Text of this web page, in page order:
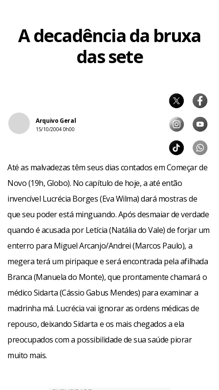
A decadência da bruxa
das sete
Arquivo Geral
15/10/2004 0h00
Até as malvadezas têm seus dias contados em Começar de
Novo (19h, Globo). No capítulo de hoje, a até então
invencível Lucrécia Borges (Eva Wilma) dará mostras de
que seu poder está minguando. Após desmaiar de verdade
quando é acusada por Letícia (Natália do Vale) de forjar um
enterro para Miguel Arcanjo/Andrei (Marcos Paulo), a
megera terá um piripaque e será encontrada pela afilhada
Branca (Manuela do Monte), que prontamente chamará o
médico Sidarta (Cássio Gabus Mendes) para examinar a
madrinha má. Lucrécia vai ignorar as ordens médicas de
repouso, deixando Sidarta e os mais chegados a ela
preocupados com a possibilidade de sua saúde piorar
muito mais.